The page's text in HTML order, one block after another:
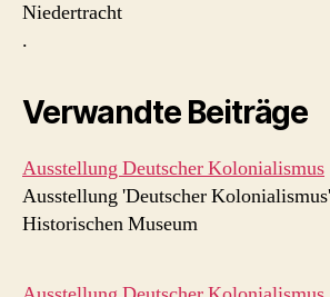
Niedertracht
.
Verwandte Beiträge
Ausstellung Deutscher Kolonialismus
Ausstellung 'Deutscher
Historischen Museum